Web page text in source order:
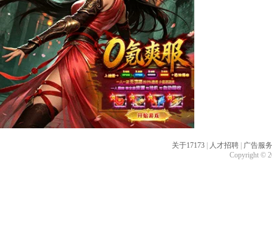
关于17173 人才招聘
广告服务
Copyright ©